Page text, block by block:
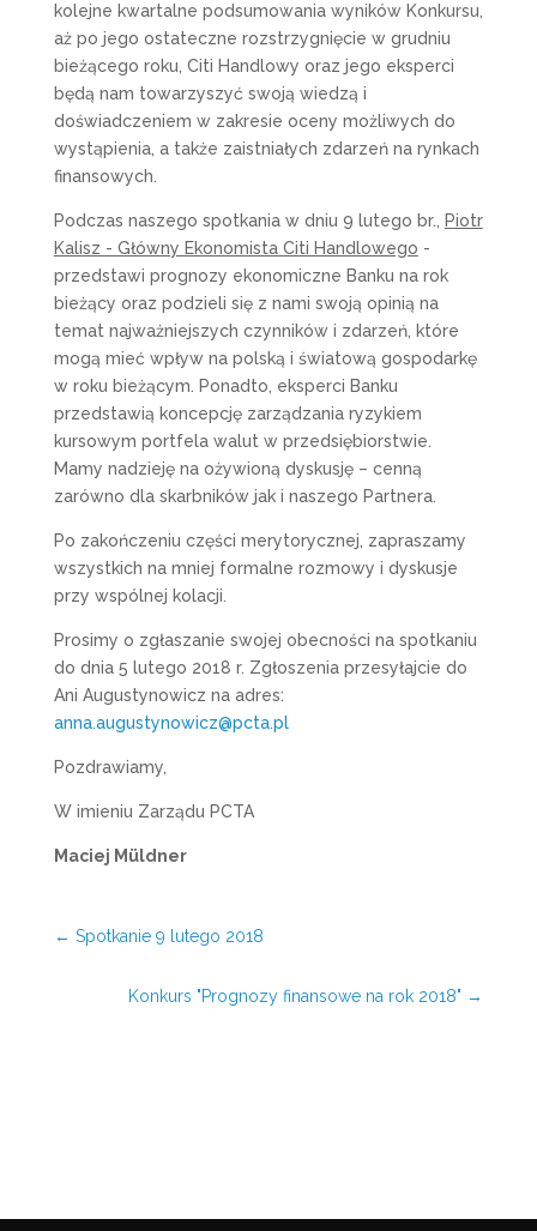
kolejne kwartalne podsumowania wyników Konkursu,
aż po jego ostateczne rozstrzygnięcie w grudniu
bieżącego roku, Citi Handlowy oraz jego eksperci
będą nam towarzyszyć swoją wiedzą i
doświadczeniem w zakresie oceny możliwych do
wystąpienia, a także zaistniałych zdarzeń na rynkach
finansowych.
Podczas naszego spotkania w dniu 9 lutego br.,
Piotr
Kalisz - Główny Ekonomista Citi Handlowego -
przedstawi prognozy ekonomiczne Banku na rok
bieżący oraz podzieli się z nami swoją opinią na
temat najważniejszych czynników i zdarzeń, które
mogą mieć wpływ na polską i światową gospodarkę
w roku bieżącym. Ponadto, eksperci Banku
przedstawią koncepcję zarządzania ryzykiem
kursowym portfela walut w przedsiębiorstwie.
Mamy nadzieję na ożywioną dyskusję – cenną
zarówno dla skarbników jak i naszego Partnera.
Po zakończeniu części merytorycznej, zapraszamy
wszystkich na mniej formalne rozmowy i dyskusje
przy wspólnej kolacji.
Prosimy o zgłaszanie swojej obecności na spotkaniu
do dnia 5 lutego 2018 r. Zgłoszenia przesyłajcie do
Ani Augustynowicz na adres:
anna.augustynowicz@pcta.pl
Pozdrawiamy,
W imieniu Zarządu PCTA
Maciej Müldner
← Spotkanie 9 lutego 2018
Konkurs "Prognozy finansowe na rok 2018" →